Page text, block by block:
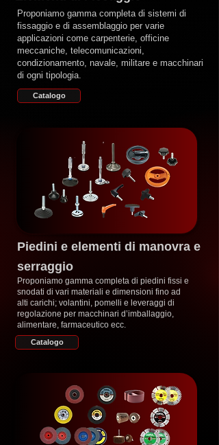
Proponiamo gamma completa di sistemi di
fissaggio e di assemblaggio per varie
applicazioni come carpenterie, officine
meccaniche, telecomunicazioni,
condizionamento, navale, militare e macchinari
di ogni tipologia.
Catalogo
Piedini e elementi di manovra e
serraggio
Proponiamo gamma completa di piedini fissi e
snodati di vari materiali e dimensioni fino ad
alti carichi; volantini, pomelli e leveraggi di
regolazione per macchinari d’imballaggio,
alimentare, farmaceutico ecc.
Catalogo